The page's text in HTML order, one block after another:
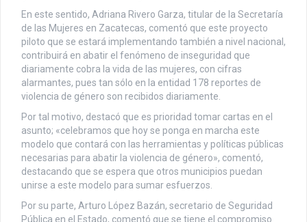
En este sentido, Adriana Rivero Garza, titular de la Secretaría
de las Mujeres en Zacatecas, comentó que este proyecto
piloto que se estará implementando también a nivel nacional,
contribuirá en abatir el fenómeno de inseguridad que
diariamente cobra la vida de las mujeres, con cifras
alarmantes, pues tan sólo en la entidad 178 reportes de
violencia de género son recibidos diariamente.
Por tal motivo, destacó que es prioridad tomar cartas en el
asunto; «celebramos que hoy se ponga en marcha este
modelo que contará con las herramientas y políticas públicas
necesarias para abatir la violencia de género», comentó,
destacando que se espera que otros municipios puedan
unirse a este modelo para sumar esfuerzos.
Por su parte, Arturo López Bazán, secretario de Seguridad
Pública en el Estado, comentó que se tiene el compromiso